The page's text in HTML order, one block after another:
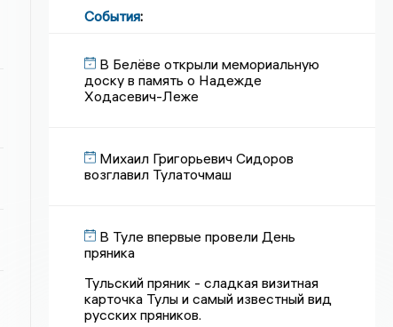
События:
В Белёве открыли мемориальную
доску в память о Надежде
Ходасевич-Леже
Михаил Григорьевич Сидоров
возглавил Тулаточмаш
В Туле впервые провели День
пряника
Тульский пряник - сладкая визитная
карточка Тулы и самый известный вид
русских пряников.